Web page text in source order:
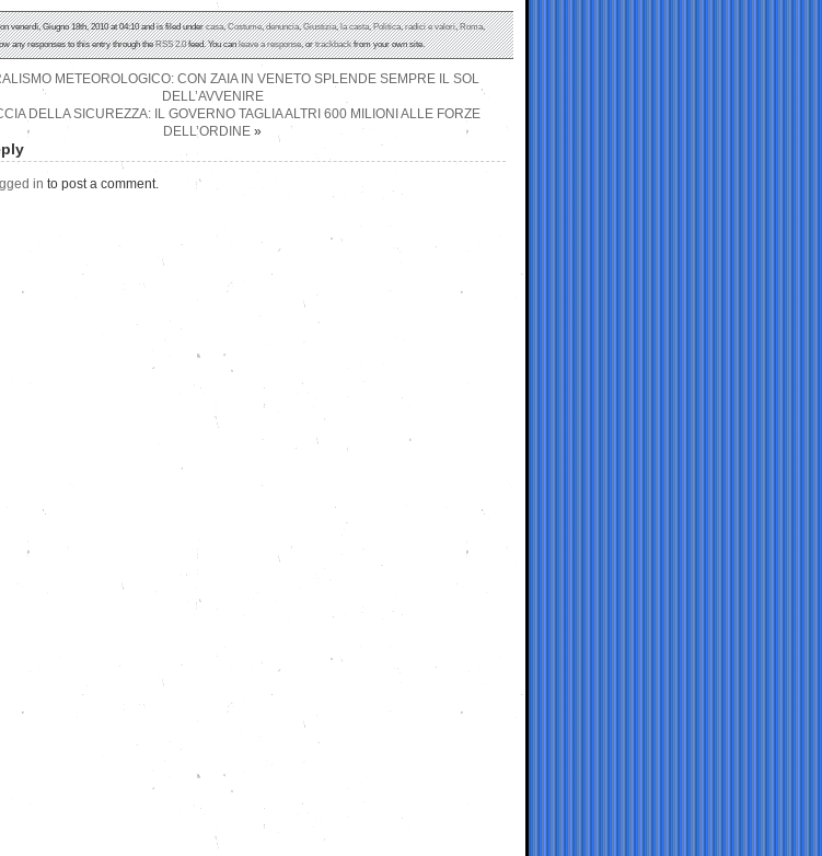
venerdì, Giugno 18th, 2010 at 04:10 and is filed undercasa,Costume,denuncia,Giustizia,la casta,Politica,radici e valori,Roma,
any responses to this entry through theRSS 2.0feed. You canleave a response, ortrackbackfrom your own site.
METEOROLOGICO: CON ZAIA IN VENETO SPLENDE SEMPRE IL SOL
DELL’AVVENIRE
DELLA SICUREZZA: IL GOVERNO TAGLIA ALTRI 600 MILIONI ALLE FORZE
DELL’ORDINE »
in to post a comment.